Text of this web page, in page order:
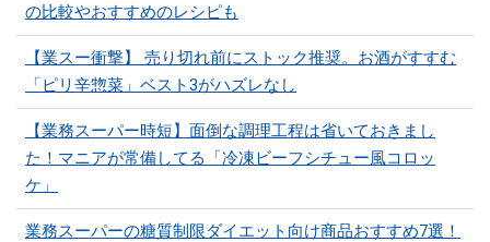
の比較やおすすめのレシピも
【業スー衝撃】 売り切れ前にストック推奨。お酒がすすむ
「ピリ辛惣菜」ベスト3がハズレなし
【業務スーパー時短】面倒な調理工程は省いておきまし
た！マニアが常備してる「冷凍ビーフシチュー風コロッ
ケ」
業務スーパーの糖質制限ダイエット向け商品おすすめ7選！